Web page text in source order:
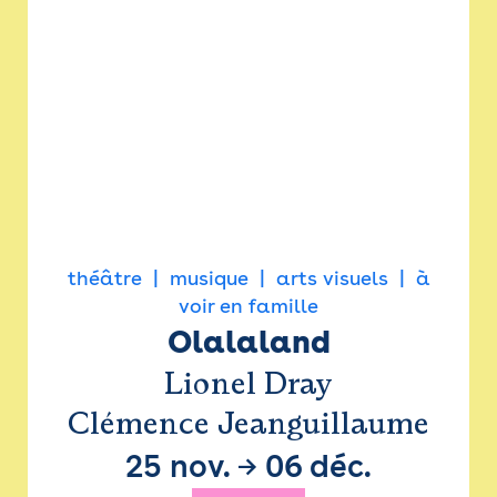
théâtre musique arts visuels
à
voir en famille
Olalaland
Lionel Dray
Clémence Jeanguillaume
25 nov. → 06 déc.